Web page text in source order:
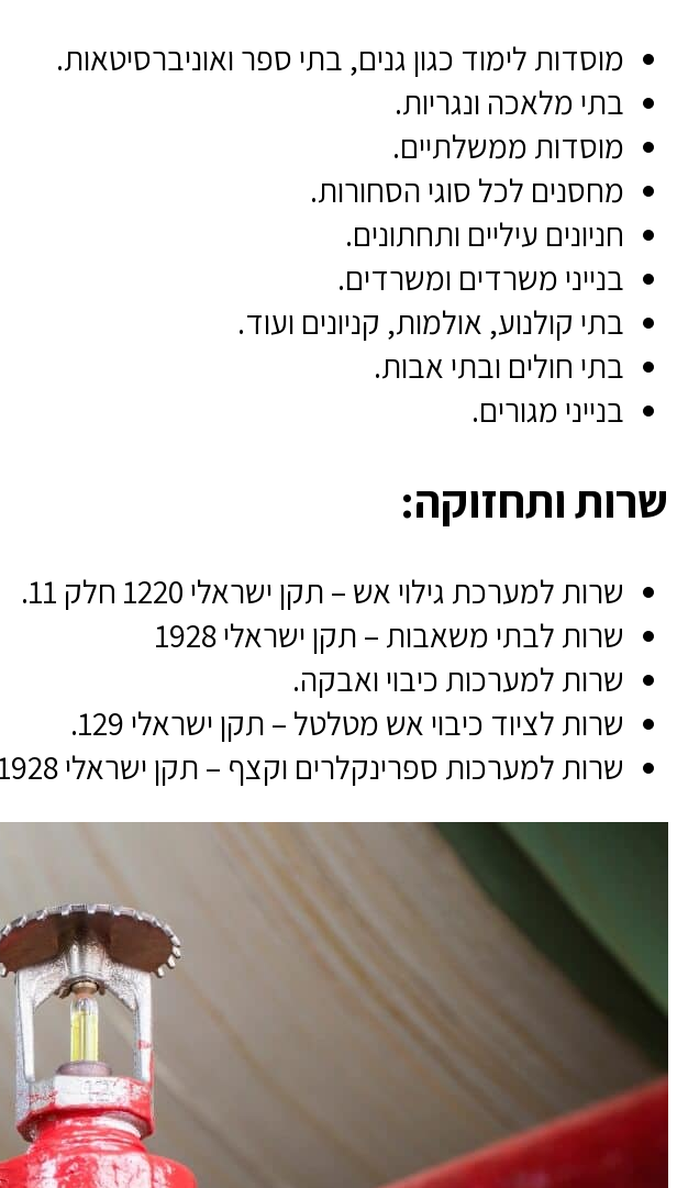
מוסדות לימוד כגון גנים, בתי ספר ואוניברסיטאות.
בתי מלאכה ונגריות.
מוסדות ממשלתיים.
מחסנים לכל סוגי הסחורות.
חניונים עיליים ותחתונים.
בנייני משרדים ומשרדים.
בתי קולנוע, אולמות, קניונים ועוד.
בתי חולים ובתי אבות.
בנייני מגורים.
שרות ותחזוקה:
שרות למערכת גילוי אש – תקן ישראלי 1220 חלק 11.
שרות לבתי משאבות – תקן ישראלי 1928
שרות למערכות כיבוי ואבקה.
שרות לציוד כיבוי אש מטלטל – תקן ישראלי 129.
שרות למערכות ספרינקלרים וקצף – תקן ישראלי 1928.